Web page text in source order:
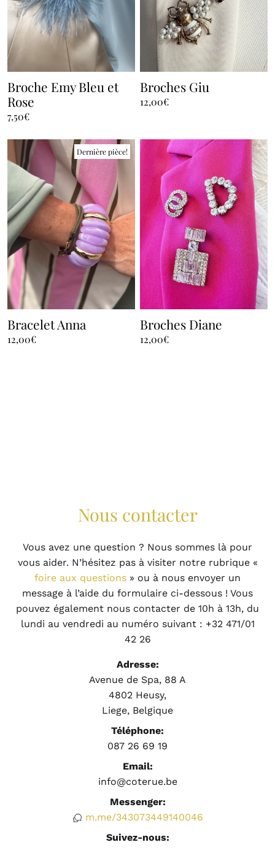
Broche Emy Bleu et
Rose
7,50€
Broches Giu
12,00€
Bracelet Anna
Dernière pièce!
12,00€
Broches Diane
12,00€
Nous contacter
Vous avez une question ? Nous sommes là pour
vous aider. N’hésitez pas à visiter notre rubrique «
foire aux questions » ou à nous envoyer un
message à l’aide du formulaire ci-dessous ! Vous
pouvez également nous contacter de 10h à 13h, du
lundi au vendredi au numéro suivant : +32 471/01
42 26
Adresse:
Avenue de Spa, 88 A
4802 Heusy,
Liege, Belgique
Téléphone:
087 26 69 19
Email:
info@coterue.be
Messenger:
m.me/343073449140046
Suivez-nous: